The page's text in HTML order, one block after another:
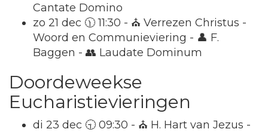
Cantate Domino
zo 21 dec 🕦 11:30 - ⛪ Verrezen Christus -
Woord en Communieviering - 👤 F.
Baggen - 👥 Laudate Dominum
Doordeweekse
Eucharistievieringen
di 23 dec 🕤 09:30 - ⛪ H. Hart van Jezus -